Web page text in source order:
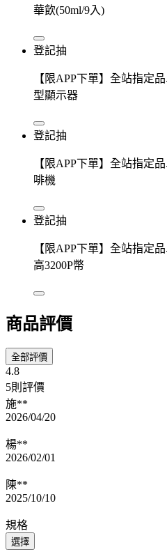
華飲(50ml/9入)
登記抽
【限APP下單】全站指定
型顯示器
登記抽
【限APP下單】全站指定
啡機
登記抽
【限APP下單】全站指定
高3200P幣
商品評價
全部評價
4.8
5則評價
施**
2026/04/20
楊**
2026/02/01
陳**
2025/10/10
規格
選擇